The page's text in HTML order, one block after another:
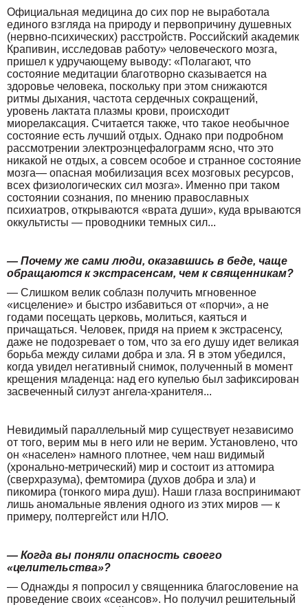
Официальная медицина до сих пор не выработала
единого взгляда на природу и первопричину душевных
(нервно-психических) расстройств. Российский академик
Крапивин, исследовав работу» человеческого мозга,
пришел к удручающему выводу: «Полагают, что
состояние медитации благотворно сказывается на
здоровье человека, поскольку при этом снижаются
ритмы дыхания, частота сердечных сокращений,
уровень лактата плазмы крови, происходит
миорелаксация. Считается также, что такое необычное
состояние есть лучший отдых. Однако при подробном
рассмотрении электроэнцефалограмм ясно, что это
никакой не отдых, а совсем особое и странное состояние
мозга— опасная мобилизация всех мозговых ресурсов,
всех физиологических сил мозга». Именно при таком
состоянии сознания, по мнению православных
психиатров, открываются «врата души», куда врываются
оккультисты — проводники темных сил...
— Почему же сами люди, оказавшись в беде, чаще
обращаются к экстрасенсам, чем к священникам?
— Слишком велик соблазн получить мгновенное
«исцеление» и быстро избавиться от «порчи», а не
годами посещать церковь, молиться, каяться и
причащаться. Человек, придя на прием к экстрасенсу,
даже не подозревает о том, что за его душу идет великая
борьба между силами добра и зла. Я в этом убедился,
когда увидел негативный снимок, полученный в момент
крещения младенца: над его купелью был зафиксирован
засвеченный силуэт ангела-хранителя...
Невидимый параллельный мир существует независимо
от того, верим мы в него или не верим. Установлено, что
он «населен» намного плотнее, чем наш видимый
(хронально-метрический) мир и состоит из аттомира
(сверхразума), фемтомира (духов добра и зла) и
пикомира (тонкого мира душ). Наши глаза воспринимают
лишь аномальные явления одного из этих миров — к
примеру, полтергейст или НЛО.
— Когда вы поняли опасность своего
«целительства»?
— Однажды я попросил у священника благословение на
проведение своих «сеансов». Но получил решительный